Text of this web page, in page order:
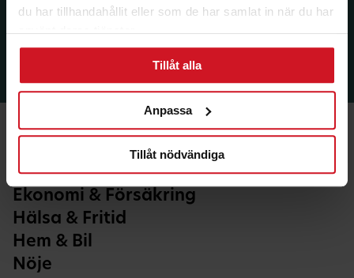
du har tillhandahållit eller som de har samlat in när du har
använt deras tjänster.
Tillåt alla
Anpassa
Tillåt nödvändiga
Ekonomi & Försäkring
Hälsa & Fritid
Hem & Bil
Nöje